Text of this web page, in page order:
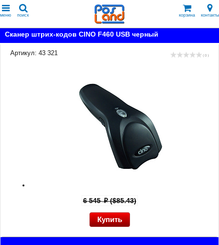
меню поиск корзина контакты
Сканер штрих-кодов CINO F460 USB черный
Артикул: 43 321 ( 0 )
6 545p($85.43)